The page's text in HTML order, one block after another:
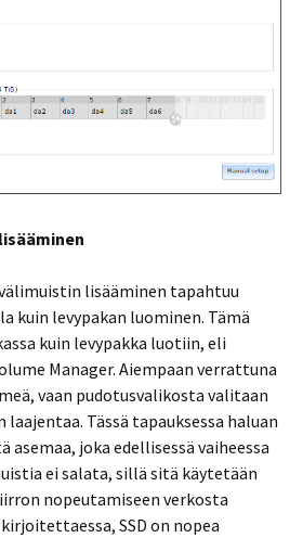
lisääminen tapahtuu
kuin levypakan luominen. Tämä
kuin levypakka luotiin, eli
Manager. Aiempaan verrattuna
vaan pudotusvalikosta valitaan
Tässä tapauksessa haluan
joka edellisessä vaiheessa
ei salata, sillä sitä käytetään
nopeutamiseen verkosta
SSD on nopea